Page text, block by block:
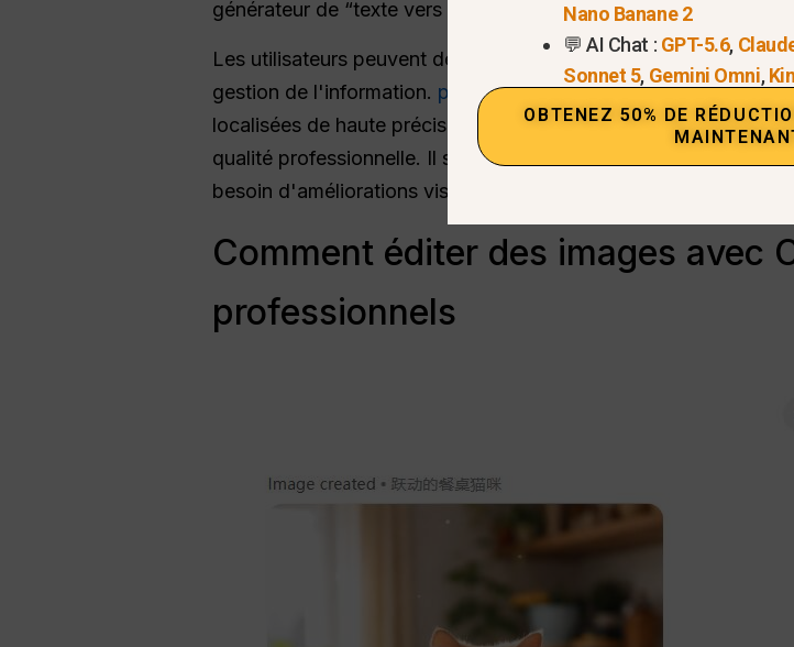
générateur de “texte vers image” à un “éditeur conversationnel”
Les utilisateurs peuvent désormais modifier à la fois les
gestion de l'information. photos personnelles téléchargées. Le
localisées de haute précision (en peinture), des
qualité professionnelle. Il s'agit donc d'un outil essentiel pour
besoin d'améliorations visuelles itératives sans avoir à repartir
Comment éditer des images avec
professionnels
Nano Banane 2
💬 AI Chat : GPT-5.6,
Sonnet 5, Gemini Omni,
OBTENEZ 50% DE